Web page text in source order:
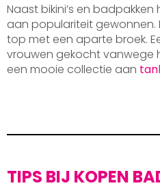
Naast bikini’s en
aan populariteit gewonnen.
top met een aparte broek.
vrouwen gekocht vanwege
een mooie collectie aan
TIPS BIJ KOPEN